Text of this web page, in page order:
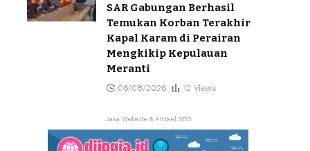
SAR Gabungan Berhasil
Temukan Korban Terakhir
Kapal Karam di Perairan
Mengkikip Kepulauan
Meranti
06/08/2026 12 Views
Jasa Website & Artikel SEO